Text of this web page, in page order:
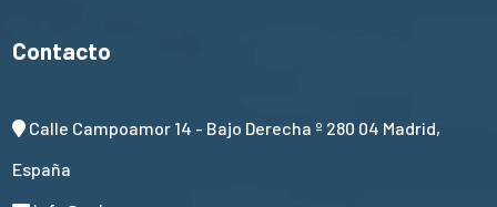
Contacto
Calle Campoamor 14 - Bajo Derecha º 280 04 Madrid,
España